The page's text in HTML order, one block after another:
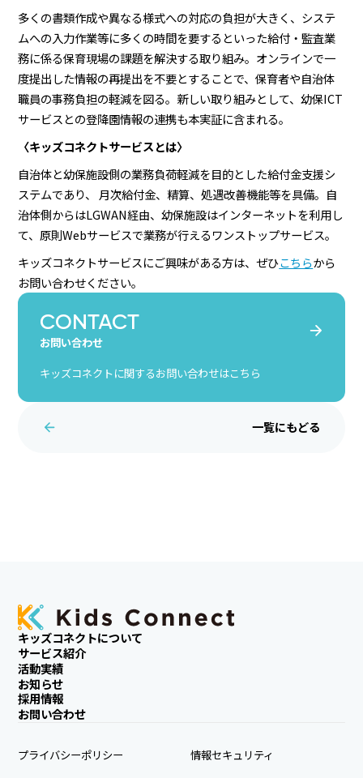
多くの書類作成や異なる様式への対応の負担が大きく、システ
ムへの入力作業等に多くの時間を要するといった給付・監査業
務に係る保育現場の課題を解決する取り組み。オンラインで一
度提出した情報の再提出を不要とすることで、保育者や自治体
職員の事務負担の軽減を図る。新しい取り組みとして、幼保ICT
サービスとの登降園情報の連携も本実証に含まれる。
〈キッズコネクトサービスとは〉
自治体と幼保施設側の業務負荷軽減を目的とした給付金支援シ
ステムであり、 月次給付金、精算、処遇改善機能等を具備。自
治体側からはLGWAN経由、幼保施設はインターネットを利用し
て、原則Webサービスで業務が行えるワンストップサービス。
キッズコネクトサービスにご興味がある方は、ぜひこちらから
お問い合わせください。
CONTACT
お問い合わせ
キッズコネクトに関するお問い合わせはこちら
一覧にもどる
キッズコネクトについて
サービス紹介
活動実績
お知らせ
採用情報
お問い合わせ
プライバシーポリシー 情報セキュリティ